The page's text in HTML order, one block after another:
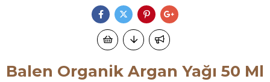
Balen Organik Argan Yağı 50 Ml